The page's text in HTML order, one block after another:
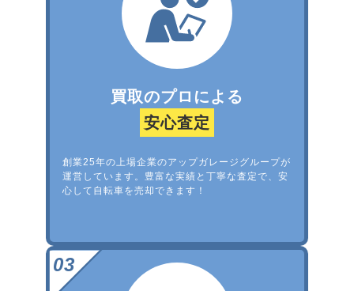
買取のプロによる
安心査定
創業25年の上場企業のアップガレージグループが
運営しています。豊富な実績と丁寧な査定で、安
心して自転車を売却できます！